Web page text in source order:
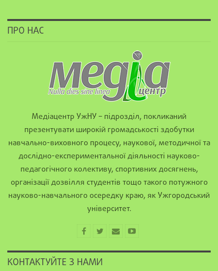
ПРО НАС
Медіацентр УжНУ – підрозділ, покликаний
презентувати широкій громадськості здобутки
навчально-виховного процесу, наукової, методичної та
дослідно-експериментальної діяльності науково-
педагогічного колективу, спортивних досягнень,
організації дозвілля студентів тощо такого потужного
науково-навчального осередку краю, як Ужгородський
університет.
КОНТАКТУЙТЕ З НАМИ